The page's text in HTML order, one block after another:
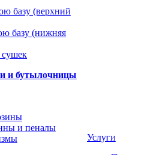
базу (верхний
базу (нижняя
сушек
и бутылочницы
и пеналы
Услуги